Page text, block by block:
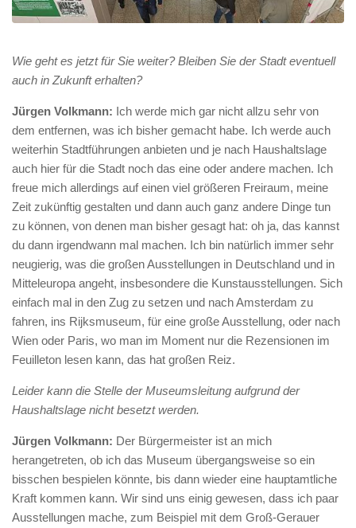
Wie geht es jetzt für Sie weiter? Bleiben Sie der Stadt eventuell
auch in Zukunft erhalten?
Jürgen Volkmann: Ich werde mich gar nicht allzu sehr von
dem entfernen, was ich bisher gemacht habe. Ich werde auch
weiterhin Stadtführungen anbieten und je nach Haushaltslage
auch hier für die Stadt noch das eine oder andere machen. Ich
freue mich allerdings auf einen viel größeren Freiraum, meine
Zeit zukünftig gestalten und dann auch ganz andere Dinge tun
zu können, von denen man bisher gesagt hat: oh ja, das kannst
du dann irgendwann mal machen. Ich bin natürlich immer sehr
neugierig, was die großen Ausstellungen in Deutschland und in
Mitteleuropa angeht, insbesondere die Kunstausstellungen. Sich
einfach mal in den Zug zu setzen und nach Amsterdam zu
fahren, ins Rijksmuseum, für eine große Ausstellung, oder nach
Wien oder Paris, wo man im Moment nur die Rezensionen im
Feuilleton lesen kann, das hat großen Reiz.
Leider kann die Stelle der Museumsleitung aufgrund der
Haushaltslage nicht besetzt werden.
Jürgen Volkmann: Der Bürgermeister ist an mich
herangetreten, ob ich das Museum übergangsweise so ein
bisschen bespielen könnte, bis dann wieder eine hauptamtliche
Kraft kommen kann. Wir sind uns einig gewesen, dass ich paar
Ausstellungen mache, zum Beispiel mit dem Groß-Gerauer